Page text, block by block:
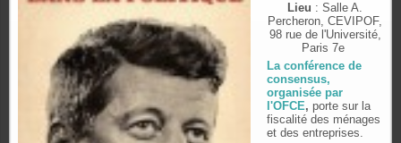
Lieu : Salle A.
Percheron, CEVIPOF,
98 rue de l'Université,
Paris 7e
La conférence de
consensus,
organisée par
l'OFCE, porte sur la
fiscalité des ménages
et des entreprises.